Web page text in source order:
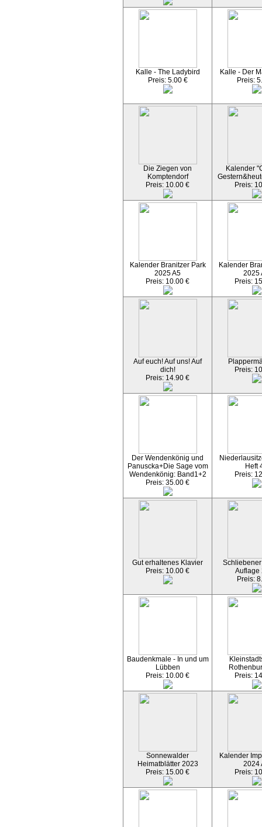
Kalle - The Ladybird
Preis: 5.00 €
Kalle - Der
Preis:
Die Ziegen von
Komptendorf
Preis: 10.00 €
Kalender
Preis:
Kalender Branitzer Park
2025 A5
Preis: 10.00 €
Kalender
2025
Preis:
Auf euch! Auf uns! Auf
dich!
Preis: 14.90 €
Preis:
Der Wendenkönig und
Panuscka+Die Sage vom
Wendenkönig: Band1+2
Preis: 35.00 €
Heft
Preis:
Gut erhaltenes Klavier
Preis: 10.00 €
Auflage
Preis:
Baudenkmale - In und um
Lübben
Preis: 10.00 €
Preis:
Sonnewalder
Heimatblätter 2023
Preis: 15.00 €
Kalender
2024
Preis: